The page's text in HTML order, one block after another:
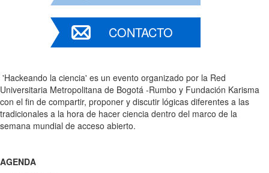
CONTACTO
'Hackeando la ciencia' es un evento organizado por la Red
Universitaria Metropolitana de Bogotá -Rumbo y Fundación Karisma
con el fin de compartir, proponer y discutir lógicas diferentes a las
tradicionales a la hora de hacer ciencia dentro del marco de la
semana mundial de acceso abierto.
AGENDA